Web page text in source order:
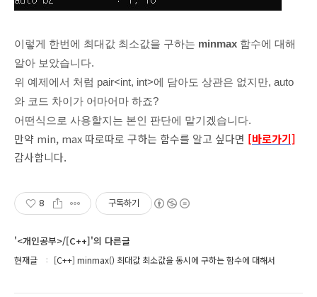
이렇게 한번에 최대값 최소값을 구하는 minmax 함수에 대해
알아 보았습니다.
위 예제에서 처럼 pair<int, int>에 담아도 상관은 없지만, auto
와 코드 차이가 어마어마 하죠?
어떤식으로 사용할지는 본인 판단에 맡기겠습니다.
만약 min, max 따로따로 구하는 함수를 알고 싶다면 [바로가기]
감사합니다.
8 구독하기
'<개인공부>/[C++]'의 다른글
현재글 [C++] minmax() 최대값 최소값을 동시에 구하는 함수에 대해서